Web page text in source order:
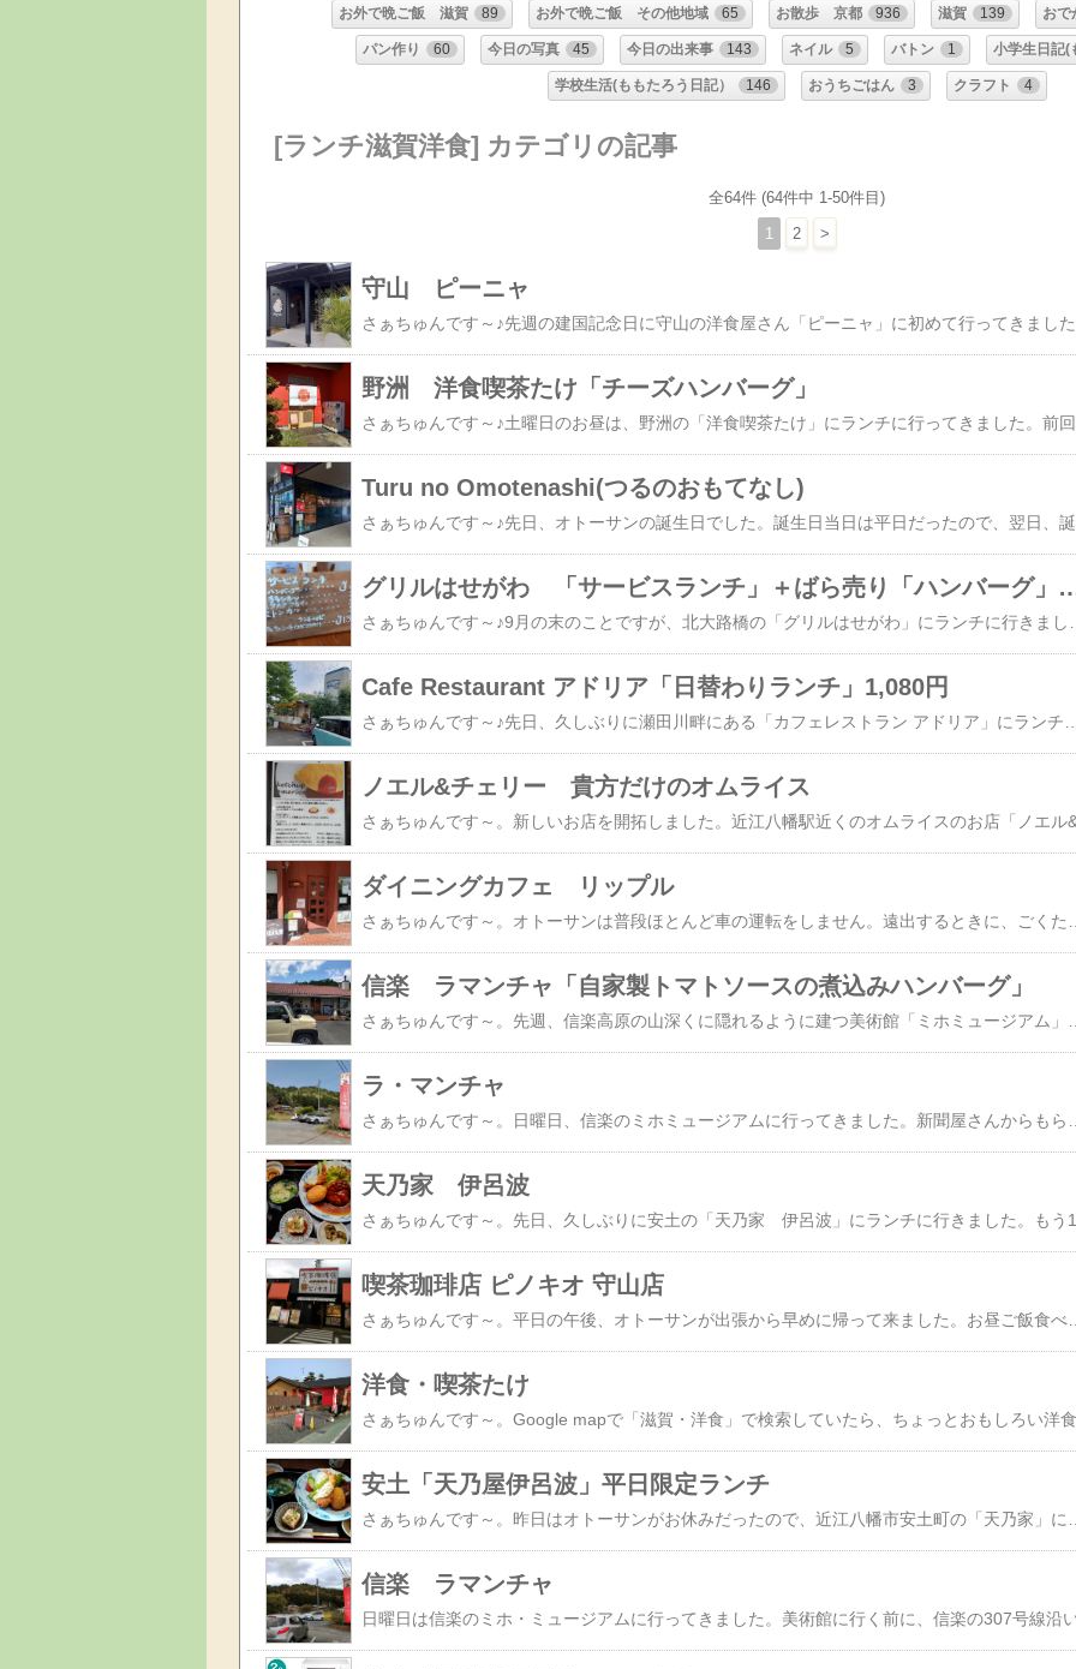
お外で晩ご飯 滋賀 89 お外で晩ご飯 その他地域 65 お散歩 京都 936 滋賀 139 おで
パン作り 60 今日の写真 45 今日の出来事 143 ネイル 5 バトン 1 小学生日記(
学校生活(ももたろう日記） 146 おうちごはん 3 クラフト 4
[ランチ滋賀洋食] カテゴリの記事
全64件 (64件中 1-50件目)
1 2 >
守山 ピーニャ
野洲 洋食喫茶たけ「チーズハンバーグ」
Turu no Omotenashi(つるのおもてなし)
グリルはせがわ 「サービスランチ」＋ばら
Cafe Restaurant アドリア「日替わりランチ」1,080円
ノエル&チェリー 貴方だけのオムライス
ダイニングカフェ リップル
信楽 ラマンチャ「自家製トマトソースの煮込みハンバーグ」
ラ・マンチャ
天乃家 伊呂波
喫茶珈琲店 ピノキオ 守山店
さぁちゅんです～。平日の午後、オトーサンが出張から早めに帰って来ました。お昼ご飯食べに行こうというのだけれど、3時前という中途半端な時間。ちょうどランチタイムが終わってしまいます。以前から気になっていた守山の「喫茶珈琲店 ピノキオ 守山店」に行ってみました。ここは「えびの家」があったところです。「えびの家」の天ぷらと明太子食べ放題が好きだったので閉店した時にはとてもがっかりしましたよ。店頭には食品サンプルも飾ってあり、全体に昭和レトロっぽくしてあります。店内はレトロな装飾は施されていますが、ほとんど「えびの家」の時のままです。メニュー。え～、迷う迷う・・・・。実のところ私は昭和の喫茶店ってあまり縁がなくて行ったことないのですが、これはまさにレトロな喫茶メニューですね。オトーサンはお腹減ってたので「ピノキオプレート(プリン付)」1,210円(税込)をオーダーしました。「日の丸」が立ってます！これはまさしく「お子様ランチ」ですね？！ボリュームもある大人も楽しめる「大人様ランチ」かな(笑)オムライス・ハンバーグ・ナポリタン、どれもおいしいかったそうです。プリンは見た目と違って、「プッチンプリン」ぽい食感で、あまり・・・だったそうです。「マカダミアナッツパンケーキ」880円。迷いに迷って、選びました。おいしい～。マカダミアナッツのいい香りのクリームがたっぷりとかかかっています。パンケーキは薄めですが、3枚重ねです。こんがりと焼いてあって、ふわふわ過ぎなくて私の好みです。これはヤミつきになりそう。セットのコーヒー(280円)もおいしかったです。「カツサンド」をテイクアウトしました。「カツサンド弁当」850円。サイズが巨大でびっくり！厚めのふわふわ食パンに、分厚いとんかつとキャベツがサンドされています。トンカツも柔らかで、噛んでもやわやわで、これまたびっくり。すごくおいしかったです。また買いに行こうと思います。「喫茶珈琲店 ピノキオ 守山店」電話 077-514-1377住所 滋賀県守山市吉身3-16-27営業時間 7:30～21:00(LO20:30)
洋食・喫茶たけ
安土「天乃屋伊呂波」平日限定ランチ
信楽 ラマンチャ